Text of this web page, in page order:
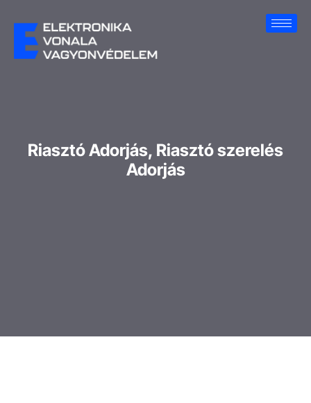
Riasztó Adorjás, Riasztó szerelés
Adorjás